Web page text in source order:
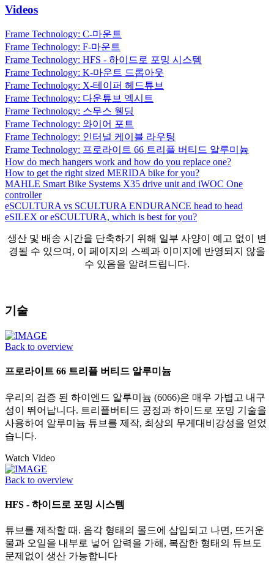
Videos
Frame Technology: C-마운트
Frame Technology: F-마운트
Frame Technology: HFS - 하이드로 포밍 시스템
Frame Technology: K-마운트 드롭아웃
Frame Technology: X-테이퍼 헤드튜브
Frame Technology: 다운튜브 엑시트
Frame Technology: 스무스 웰딩
Frame Technology: 와이어 포트
Frame Technology: 인터널 케이블 라우팅
Frame Technology: 프로라이트 66 트리플 버티드 알루미늄
How do mech hangers work and how do you replace one?
How to get the right sized MERIDA bike for you?
MAHLE Smart Bike Systems X35 drive unit and iWOC One
controller
eSCULTURA vs SCULTURA ENDURANCE head to head
eSILEX or eSCULTURA, which is best for you?
생산 및 배송 시간을 단축하기 위해 일부 사양이 예고 없이 변
경될 수 있으며, 이 페이지의 스펙과 이미지에 반영되지 않을
수 있음을 알려드립니다.
기술
Back to overview
프로라이트 66 트리플 버티드 알루미늄
우리의 검증 된 하이엔드 알루미늄 (6066)은 매우 가볍고 내구
성이 뛰어납니다. 트리플버티드 공정과 하이드로 포밍 기술을
사용하여 알루미늄 튜브를 제작, 최상의 무게대비강성을 얻었
습니다.
Watch Video
Back to overview
HFS - 하이드로 포밍 시스템
튜브를 제작할 때. 음각 형태의 몰드에 삽입되고 나면, 뜨거운
물과 오일을 내부로 넣어 압력을 가해, 복잡한 형태의 튜브도
문제없이 생산 가능합니다